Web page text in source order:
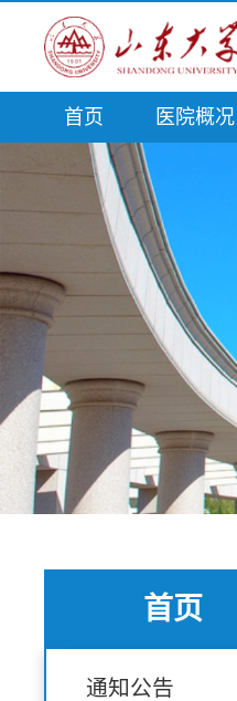
首页 医院概况
首页
通知公告